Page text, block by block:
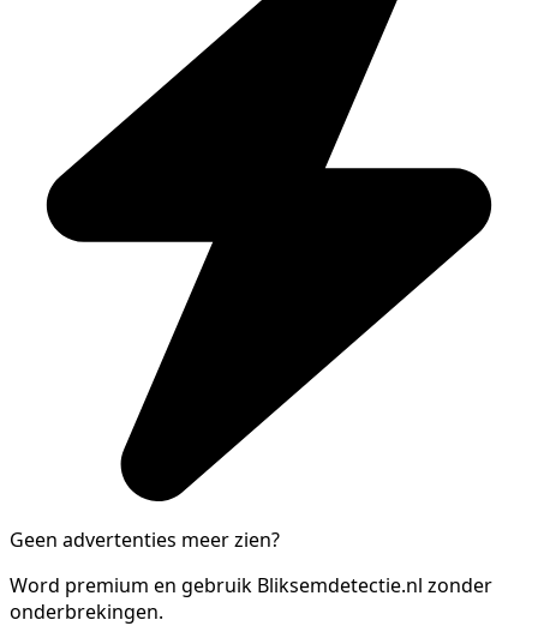
Geen advertenties meer zien?
Word premium en gebruik Bliksemdetectie.nl zonder
onderbrekingen.